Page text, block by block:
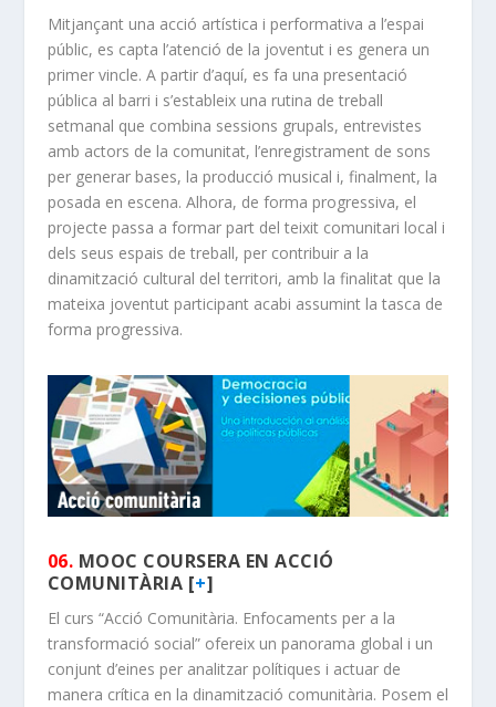
Mitjançant una acció artística i performativa a l’espai
públic, es capta l’atenció de la joventut i es genera un
primer vincle. A partir d’aquí, es fa una presentació
pública al barri i s’estableix una rutina de treball
setmanal que combina sessions grupals, entrevistes
amb actors de la comunitat, l’enregistrament de sons
per generar bases, la producció musical i, finalment, la
posada en escena. Alhora, de forma progressiva, el
projecte passa a formar part del teixit comunitari local i
dels seus espais de treball, per contribuir a la
dinamització cultural del territori, amb la finalitat que la
mateixa joventut participant acabi assumint la tasca de
forma progressiva.
06. MOOC COURSERA EN ACCIÓ
COMUNITÀRIA [+]
El curs “Acció Comunitària. Enfocaments per a la
transformació social” ofereix un panorama global i un
conjunt d’eines per analitzar polítiques i actuar de
manera crítica en la dinamització comunitària. Posem el